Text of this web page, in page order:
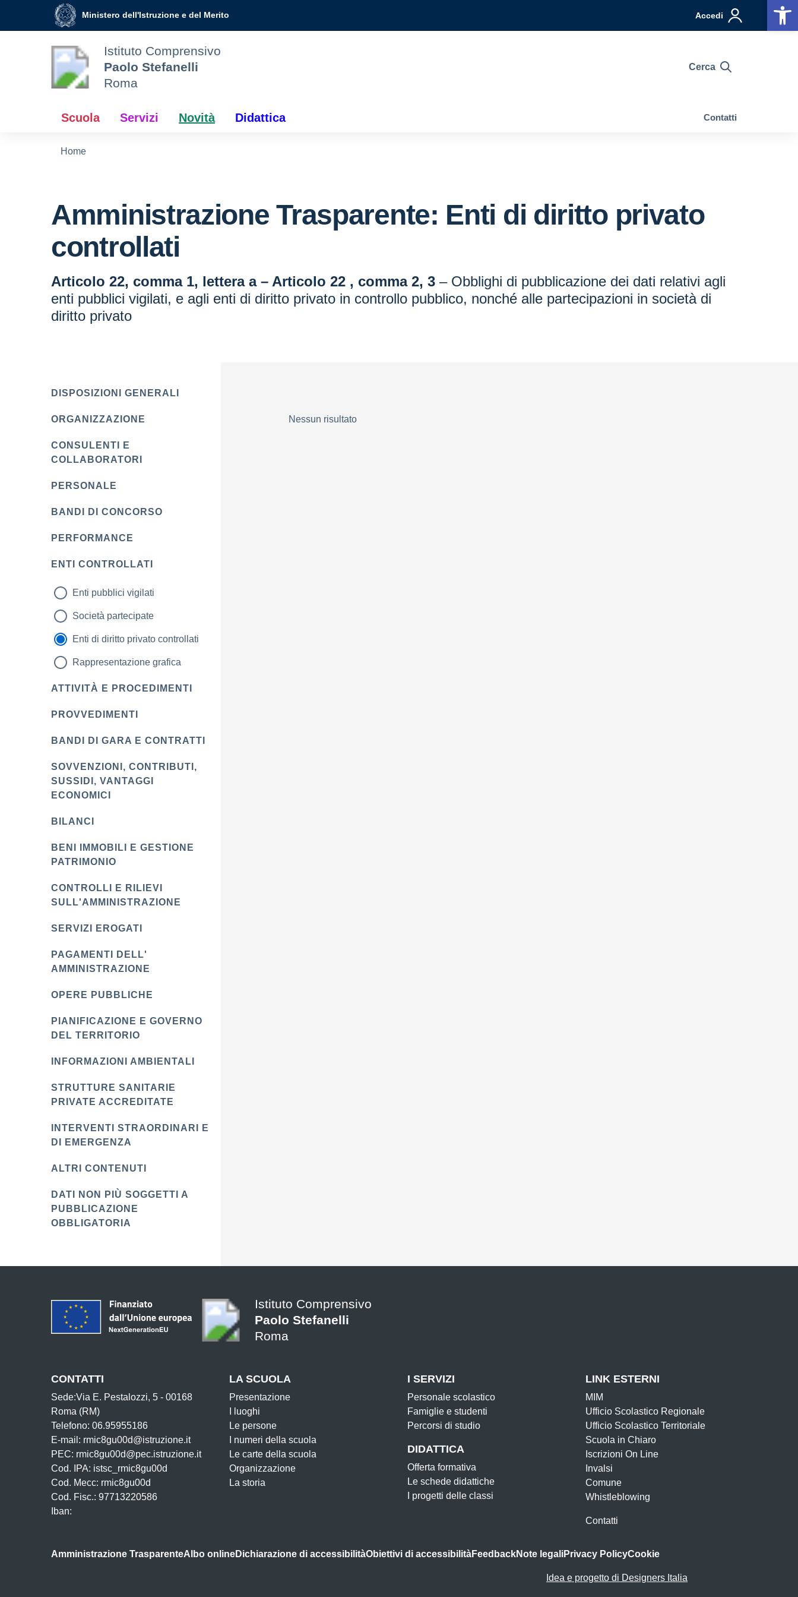
Vai ai contenuti
Vai al menu di navigazione
Ministero dell'Istruzione e del Merito Accedi
Istituto Comprensivo
Paolo Stefanelli
Roma
Cerca
Scuola Servizi Novità Didattica Contatti
Home
Amministrazione Trasparente: Enti di diritto privato
controllati
Articolo 22, comma 1, lettera a – Articolo 22 , comma 2, 3 – Obblighi di pubblicazione dei dati relativi agli
enti pubblici vigilati, e agli enti di diritto privato in controllo pubblico, nonché alle partecipazioni in società di
diritto privato
DISPOSIZIONI GENERALI
ORGANIZZAZIONE
CONSULENTI E
COLLABORATORI
PERSONALE
BANDI DI CONCORSO
PERFORMANCE
ENTI CONTROLLATI
Enti pubblici vigilati
Società partecipate
Enti di diritto privato controllati
Rappresentazione grafica
ATTIVITÀ E PROCEDIMENTI
PROVVEDIMENTI
BANDI DI GARA E CONTRATTI
SOVVENZIONI, CONTRIBUTI,
SUSSIDI, VANTAGGI
ECONOMICI
BILANCI
BENI IMMOBILI E GESTIONE
PATRIMONIO
CONTROLLI E RILIEVI
SULL'AMMINISTRAZIONE
SERVIZI EROGATI
PAGAMENTI DELL'
AMMINISTRAZIONE
OPERE PUBBLICHE
PIANIFICAZIONE E GOVERNO
DEL TERRITORIO
INFORMAZIONI AMBIENTALI
STRUTTURE SANITARIE
PRIVATE ACCREDITATE
INTERVENTI STRAORDINARI E
DI EMERGENZA
ALTRI CONTENUTI
DATI NON PIÙ SOGGETTI A
PUBBLICAZIONE
OBBLIGATORIA
Nessun risultato
Istituto Comprensivo
Paolo Stefanelli
Roma
CONTATTI
Sede:Via E. Pestalozzi, 5 - 00168
Roma (RM)
Telefono: 06.95955186
E-mail: rmic8gu00d@istruzione.it
PEC: rmic8gu00d@pec.istruzione.it
Cod. IPA: istsc_rmic8gu00d
Cod. Mecc: rmic8gu00d
Cod. Fisc.: 97713220586
Iban:
LA SCUOLA
Presentazione
I luoghi
Le persone
I numeri della scuola
Le carte della scuola
Organizzazione
La storia
I SERVIZI
Personale scolastico
Famiglie e studenti
Percorsi di studio
DIDATTICA
Offerta formativa
Le schede didattiche
I progetti delle classi
LINK ESTERNI
MIM
Ufficio Scolastico Regionale
Ufficio Scolastico Territoriale
Scuola in Chiaro
Iscrizioni On Line
Invalsi
Comune
Whistleblowing
Contatti
Amministrazione TrasparenteAlbo onlineDichiarazione di accessibilitàObiettivi di accessibilitàFeedbackNote legaliPrivacy PolicyCookie
Idea e progetto di Designers Italia